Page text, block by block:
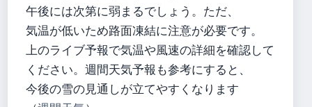
午後には次第に弱まるでしょう。ただ、
気温が低いため路面凍結に注意が必要です。
上のライブ予報で気温や風速の詳細を確認して
ください。週間天気予報も参考にすると、
今後の雪の見通しが立てやすくなります